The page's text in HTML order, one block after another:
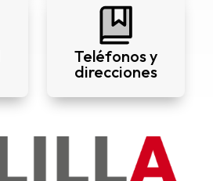
Teléfonos y
direcciones